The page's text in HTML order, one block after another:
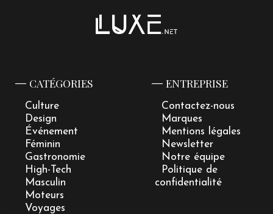
CATÉGORIES
Culture
Design
Événement
Féminin
Gastronomie
High-Tech
Masculin
Moteurs
Voyages
ENTREPRISE
Contactez-nous
Marques
Mentions légales
Newsletter
Notre équipe
Politique de
confidentialité